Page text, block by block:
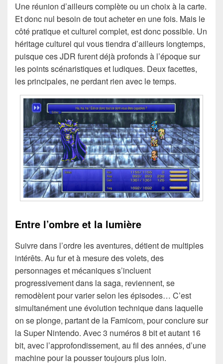
Une réunion d’ailleurs complète ou un choix à la carte.
Et donc nul besoin de tout acheter en une fois. Mais le
côté pratique et culturel complet, est donc possible. Un
héritage culturel qui vous tiendra d’ailleurs longtemps,
puisque ces JDR furent déjà profonds à l’époque sur
les points scénaristiques et ludiques. Deux facettes,
les principales, ne perdant rien avec le temps.
Entre l’ombre et la lumière
Suivre dans l’ordre les aventures, détient de multiples
intérêts. Au fur et à mesure des volets, des
personnages et mécaniques s’incluent
progressivement dans la saga, reviennent, se
remodèlent pour varier selon les épisodes… C’est
simultanément une évolution technique dans laquelle
on se plonge, partant de la Famicom, pour conclure sur
la Super Nintendo. Avec 3 numéros 8 bit et autant 16
bit, avec l’approfondissement, au fil des années, d’une
machine pour la pousser toujours plus loin.